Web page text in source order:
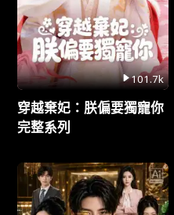
101.7k
穿越棄妃：朕偏要獨寵你
完整系列